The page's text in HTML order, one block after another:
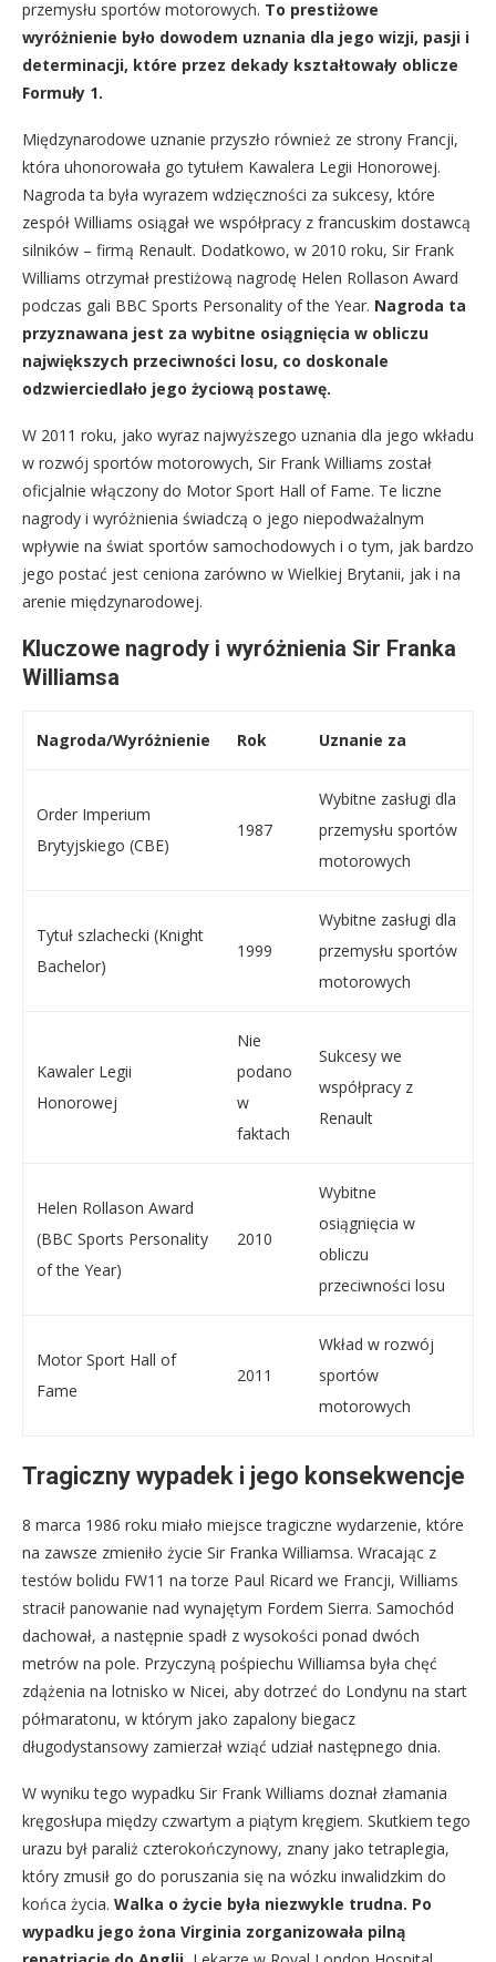
przemysłu sportów motorowych. To prestiżowe
wyróżnienie było dowodem uznania dla jego wizji, pasji i
determinacji, które przez dekady kształtowały oblicze
Formuły 1.
Międzynarodowe uznanie przyszło również ze strony Francji,
która uhonorowała go tytułem Kawalera Legii Honorowej.
Nagroda ta była wyrazem wdzięczności za sukcesy, które
zespół Williams osiągał we współpracy z francuskim dostawcą
silników – firmą Renault. Dodatkowo, w 2010 roku, Sir Frank
Williams otrzymał prestiżową nagrodę Helen Rollason Award
podczas gali BBC Sports Personality of the Year. Nagroda ta
przyznawana jest za wybitne osiągnięcia w obliczu
największych przeciwności losu, co doskonale
odzwierciedlało jego życiową postawę.
W 2011 roku, jako wyraz najwyższego uznania dla jego wkładu
w rozwój sportów motorowych, Sir Frank Williams został
oficjalnie włączony do Motor Sport Hall of Fame. Te liczne
nagrody i wyróżnienia świadczą o jego niepodważalnym
wpływie na świat sportów samochodowych i o tym, jak bardzo
jego postać jest ceniona zarówno w Wielkiej Brytanii, jak i na
arenie międzynarodowej.
Kluczowe nagrody i wyróżnienia Sir Franka
Williamsa
Nagroda/Wyróżnienie Rok Uznanie za
Order Imperium
Brytyjskiego (CBE)
1987
Wybitne zasługi dla
przemysłu sportów
motorowych
Tytuł szlachecki (Knight
Bachelor)
1999
Wybitne zasługi dla
przemysłu sportów
motorowych
Kawaler Legii
Honorowej
Nie
podano
w
faktach
Sukcesy we
współpracy z
Renault
Helen Rollason Award
(BBC Sports Personality
of the Year)
2010
Wybitne
osiągnięcia w
obliczu
przeciwności losu
Motor Sport Hall of
Fame
2011
Wkład w rozwój
sportów
motorowych
Tragiczny wypadek i jego konsekwencje
8 marca 1986 roku miało miejsce tragiczne wydarzenie, które
na zawsze zmieniło życie Sir Franka Williamsa. Wracając z
testów bolidu FW11 na torze Paul Ricard we Francji, Williams
stracił panowanie nad wynajętym Fordem Sierra. Samochód
dachował, a następnie spadł z wysokości ponad dwóch
metrów na pole. Przyczyną pośpiechu Williamsa była chęć
zdążenia na lotnisko w Nicei, aby dotrzeć do Londynu na start
półmaratonu, w którym jako zapalony biegacz
długodystansowy zamierzał wziąć udział następnego dnia.
W wyniku tego wypadku Sir Frank Williams doznał złamania
kręgosłupa między czwartym a piątym kręgiem. Skutkiem tego
urazu był paraliż czterokończynowy, znany jako tetraplegia,
który zmusił go do poruszania się na wózku inwalidzkim do
końca życia. Walka o życie była niezwykle trudna. Po
wypadku jego żona Virginia zorganizowała pilną